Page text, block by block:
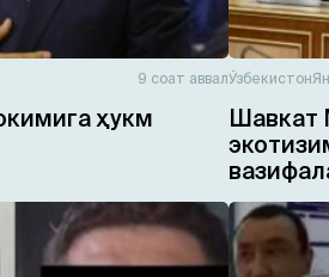
9 соат аввал
ҳукм
Ўзбекистон
Шавкат